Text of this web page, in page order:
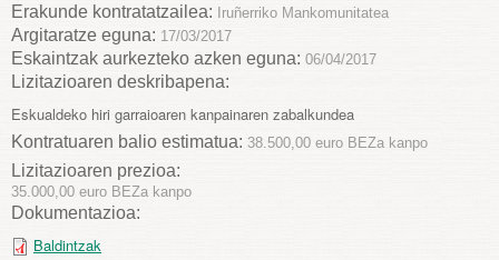
Erakunde kontratatzailea: Iruñerriko Mankomunitatea
Argitaratze eguna: 17/03/2017
Eskaintzak aurkezteko azken eguna: 06/04/2017
Lizitazioaren deskribapena:
Eskualdeko hiri garraioaren kanpainaren zabalkundea
Kontratuaren balio estimatua: 38.500,00 euro BEZa kanpo
Lizitazioaren prezioa:
35.000,00 euro BEZa kanpo
Dokumentazioa:
Baldintzak